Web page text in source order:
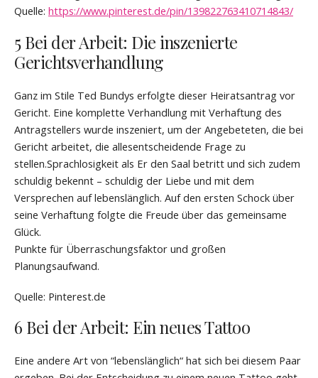
Quelle: https://www.pinterest.de/pin/139822763410714843/
5 Bei der Arbeit: Die inszenierte
Gerichtsverhandlung
Ganz im Stile Ted Bundys erfolgte dieser Heiratsantrag vor
Gericht. Eine komplette Verhandlung mit Verhaftung des
Antragstellers wurde inszeniert, um der Angebeteten, die bei
Gericht arbeitet, die allesentscheidende Frage zu
stellen.Sprachlosigkeit als Er den Saal betritt und sich zudem
schuldig bekennt – schuldig der Liebe und mit dem
Versprechen auf lebenslänglich. Auf den ersten Schock über
seine Verhaftung folgte die Freude über das gemeinsame
Glück.
Punkte für Überraschungsfaktor und großen
Planungsaufwand.
Quelle: Pinterest.de
6 Bei der Arbeit: Ein neues Tattoo
Eine andere Art von “lebenslänglich“ hat sich bei diesem Paar